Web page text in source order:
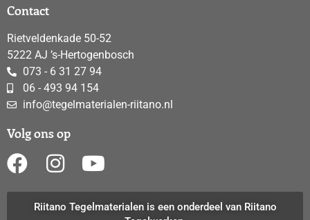
Contact
Rietveldenkade 50-52
5222 AJ ’s-Hertogenbosch
073 - 6 31 27 94
06 - 493 94 154
info@tegelmaterialen-riitano.nl
Volg ons op
Riitano Tegelmaterialen is een onderdeel van Riitano